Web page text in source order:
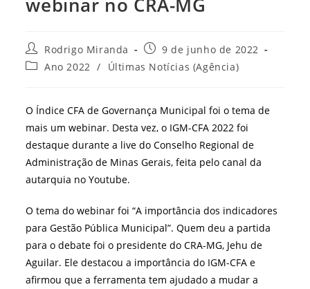
Autor
do
post:
Rodrigo Miranda
Post
publicado:
9 de junho de 2022
Categoria
Ano 2022 / Últimas Notícias (Agência)
O Índice CFA de Governança Municipal foi o tema de
mais um webinar. Desta vez, o IGM-CFA 2022 foi
destaque durante a live do Conselho Regional de
Administração de Minas Gerais, feita pelo canal da
autarquia no Youtube.
O tema do webinar foi “A importância dos indicadores
para Gestão Pública Municipal”. Quem deu a partida
para o debate foi o presidente do CRA-MG, Jehu de
Aguilar. Ele destacou a importância do IGM-CFA e
afirmou que a ferramenta tem ajudado a mudar a